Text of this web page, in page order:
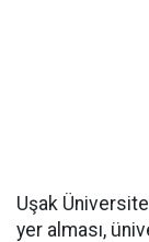
Uşak
yer alması,